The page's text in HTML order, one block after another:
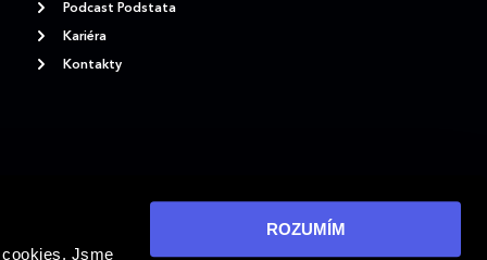
Jsme
ROZUMÍM
Podcast Podstata
Kariéra
Kontakty